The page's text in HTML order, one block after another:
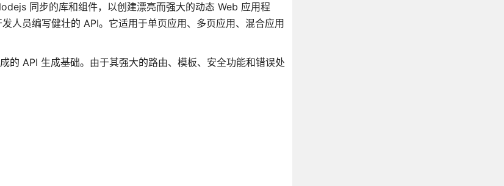
同步的库和组件，以创建漂亮而强大的动态 Web 应用程
人员编写健壮的 API。它适用于单页应用、多页应用、混合应用
API 生成基础。由于其强大的路由、模板、安全功能和错误处